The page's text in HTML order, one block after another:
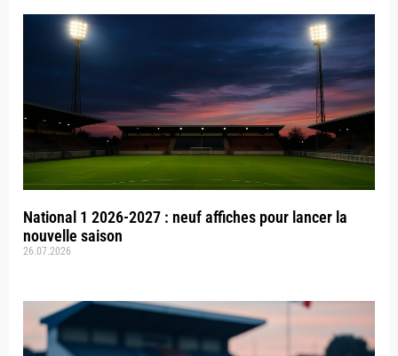
National 1 2026-2027 : neuf affiches pour lancer la
nouvelle saison
26.07.2026